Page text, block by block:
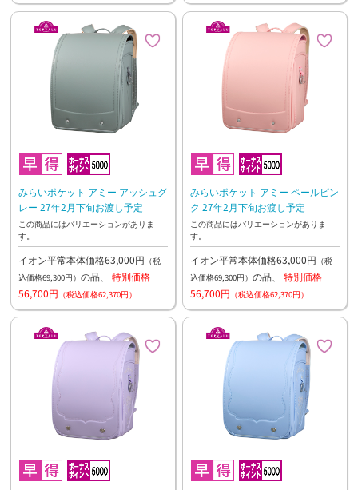
みらいポケット アミー アッシュグ
レー 27年2月下旬お渡し予定
この商品にはバリエーションがありま
す。
イオン平常本体価格63,000円 （税
込価格69,300円） の品、 特別価格
56,700円 （税込価格62,370円）
みらいポケット アミー ペールピン
ク 27年2月下旬お渡し予定
この商品にはバリエーションがありま
す。
イオン平常本体価格63,000円 （税
込価格69,300円） の品、 特別価格
56,700円 （税込価格62,370円）